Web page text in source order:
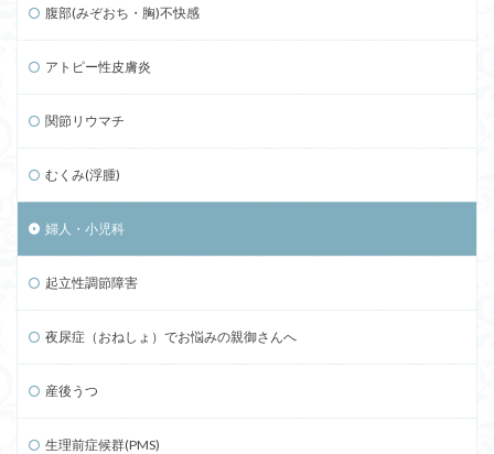
腹部(みぞおち・胸)不快感
アトピー性皮膚炎
関節リウマチ
むくみ(浮腫)
婦人・小児科
起立性調節障害
夜尿症（おねしょ）でお悩みの親御さんへ
産後うつ
生理前症候群(PMS)